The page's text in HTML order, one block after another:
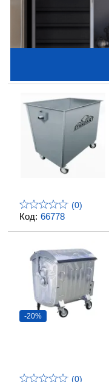
Код: 66778
(0)
-20%
(0)